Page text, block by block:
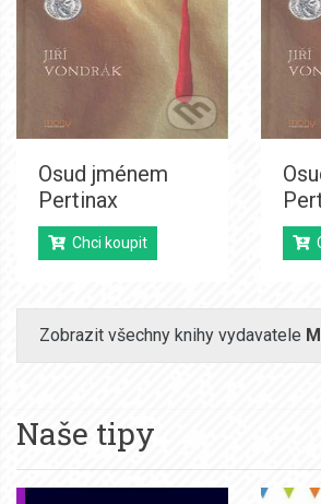
Osud jménem
Pertinax
Chci koupit
Zobrazit všechny knihy vydavatele
Naše tipy